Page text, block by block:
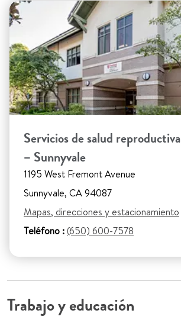
Servicios de salud
– Sunnyvale
1195 West Fremont Avenue
Sunnyvale, CA 94087
Mapas, direcciones y estacionamiento
Teléfono :(650) 600-7578
Trabajo y educación